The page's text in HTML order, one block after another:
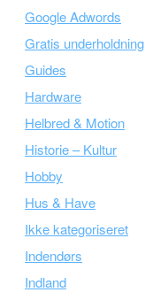
Google Adwords
Gratis underholdning
Guides
Hardware
Helbred & Motion
Historie – Kultur
Hobby
Hus & Have
Ikke kategoriseret
Indendørs
Indland